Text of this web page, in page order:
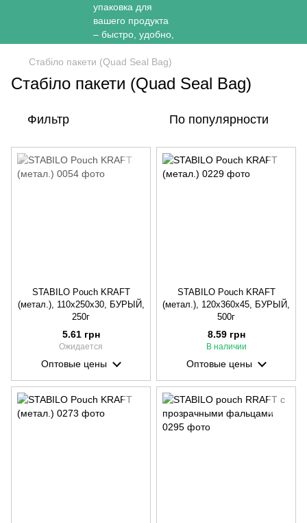
Стабіло пакети (Quad Seal Bag)
Стабіло пакети (Quad Seal Bag)
Фильтр По популярности
STABILO Pouch KRAFT
(метал.), 110х250х30, БУРЫЙ,
250г
5.61 грн
Ожидается
Оптовые цены
STABILO Pouch KRAFT
(метал.), 120х360х45, БУРЫЙ,
500г
8.59 грн
В наличии
Оптовые цены